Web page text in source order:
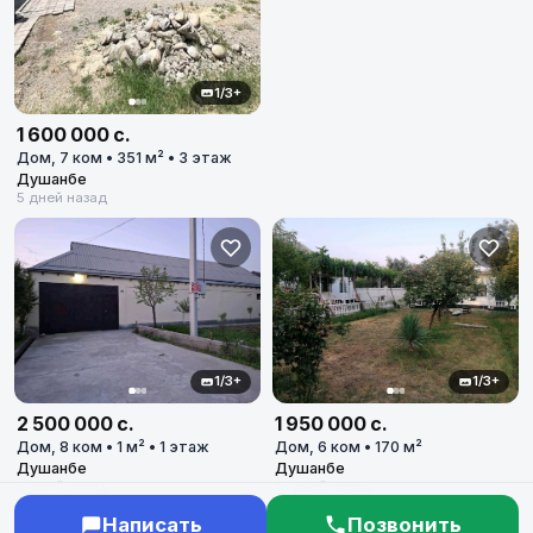
1/3+
1 600 000 с.
Дом, 7 ком • 351 м² • 3 этаж
Душанбе
5 дней назад
1/3+
2 500 000 с.
Дом, 8 ком • 1 м² • 1 этаж
Душанбе
9 дней назад
1/3+
1 950 000 с.
Дом, 6 ком • 170 м²
Душанбе
13 дней назад
Написать Позвонить